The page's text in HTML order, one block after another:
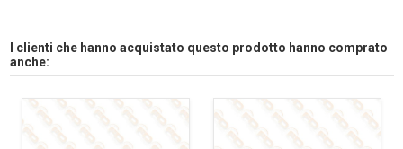
I clienti che hanno acquistato questo prodotto hanno comprato
anche: